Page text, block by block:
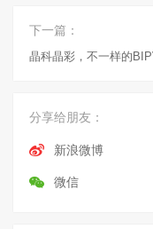
下一篇：
晶科晶彩，不一样的
分享给朋友：
新浪微博
微信